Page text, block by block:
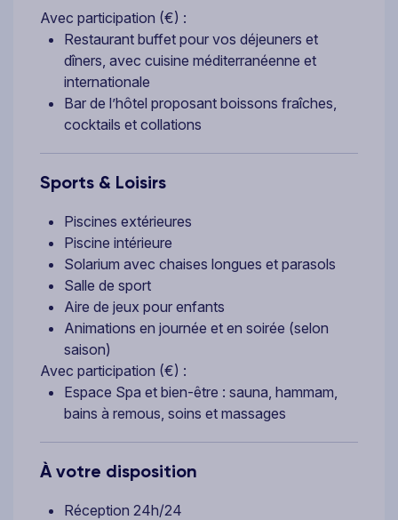
Avec participation (€) :
Restaurant buffet pour vos déjeuners et
dîners, avec cuisine méditerranéenne et
internationale
Bar de l’hôtel proposant boissons fraîches,
cocktails et collations
Sports & Loisirs
Piscines extérieures
Piscine intérieure
Solarium avec chaises longues et parasols
Salle de sport
Aire de jeux pour enfants
Animations en journée et en soirée (selon
saison)
Avec participation (€) :
Espace Spa et bien-être : sauna, hammam,
bains à remous, soins et massages
À votre disposition
Réception 24h/24